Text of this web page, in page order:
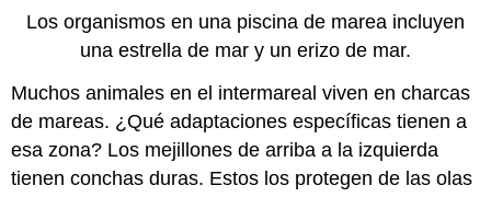
Los organismos en una piscina de marea incluyen
una estrella de mar y un erizo de mar.
Muchos animales en el intermareal viven en charcas
de mareas. ¿Qué adaptaciones específicas tienen a
esa zona? Los mejillones de arriba a la izquierda
tienen conchas duras. Estos los protegen de las olas